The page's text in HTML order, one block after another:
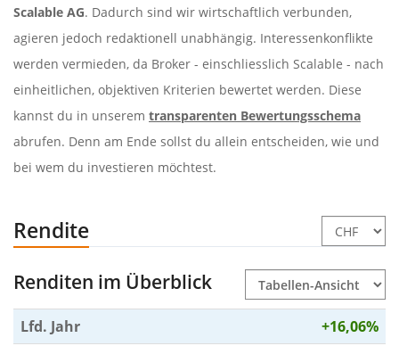
Scalable AG. Dadurch sind wir wirtschaftlich verbunden,
agieren jedoch redaktionell unabhängig. Interessenkonflikte
werden vermieden, da Broker - einschliesslich Scalable - nach
einheitlichen, objektiven Kriterien bewertet werden. Diese
kannst du in unserem transparenten Bewertungsschema
abrufen. Denn am Ende sollst du allein entscheiden, wie und
bei wem du investieren möchtest.
Rendite
Renditen im Überblick
Lfd. Jahr
+16,06%